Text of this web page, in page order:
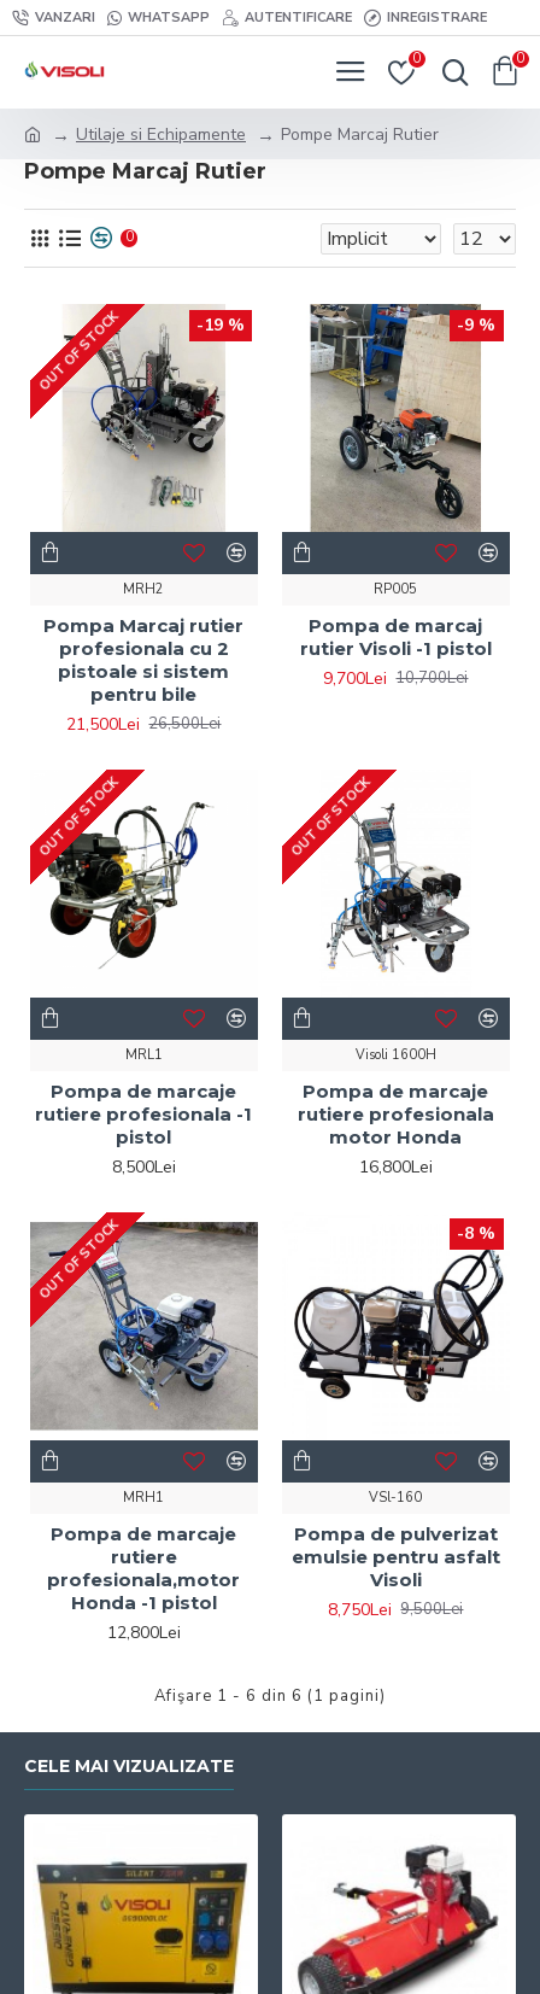
VANZARI WHATSAPP AUTENTIFICARE INREGISTRARE
0 0
Utilaje si Echipamente Pompe Marcaj Rutier
Pompe Marcaj Rutier
0
-19 %
OUT OF STOCK
MRH2
Pompa Marcaj rutier
profesionala cu 2
pistoale si sistem
pentru bile
21,500Lei 26,500Lei
-9 %
RP005
Pompa de marcaj
rutier Visoli -1 pistol
9,700Lei 10,700Lei
OUT OF STOCK
MRL1
Pompa de marcaje
rutiere profesionala -1
pistol
8,500Lei
OUT OF STOCK
Visoli 1600H
Pompa de marcaje
rutiere profesionala
motor Honda
16,800Lei
OUT OF STOCK
MRH1
Pompa de marcaje
rutiere
profesionala,motor
Honda -1 pistol
12,800Lei
-8 %
VSl-160
Pompa de pulverizat
emulsie pentru asfalt
Visoli
8,750Lei 9,500Lei
Afişare 1 - 6 din 6 (1 pagini)
CELE MAI VIZUALIZATE